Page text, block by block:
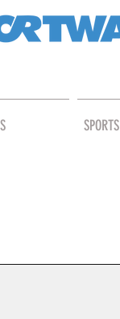
SPORTS